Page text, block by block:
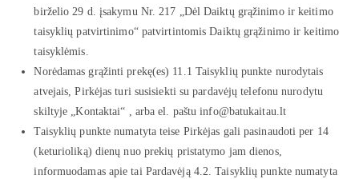
birželio 29 d. įsakymu Nr. 217 „Dėl Daiktų grąžinimo ir keitimo
taisyklių patvirtinimo“ patvirtintomis Daiktų grąžinimo ir keitimo
taisyklėmis.
Norėdamas grąžinti prekę(es) 11.1 Taisyklių punkte nurodytais
atvejais, Pirkėjas turi susisiekti su pardavėjų telefonu nurodytu
skiltyje „Kontaktai“ , arba el. paštu info@batukaitau.lt
Taisyklių punkte numatyta teise Pirkėjas gali pasinaudoti per 14
(keturioliką) dienų nuo prekių pristatymo jam dienos,
informuodamas apie tai Pardavėją 4.2. Taisyklių punkte numatyta